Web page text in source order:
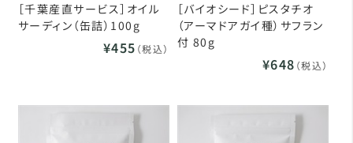
［千葉産直サービス］オイル
サーディン（缶詰）100g
¥455 （税込）
［バイオシード］ピスタチオ
（アーマドアガイ種）サフラン
付 80g
¥648 （税込）